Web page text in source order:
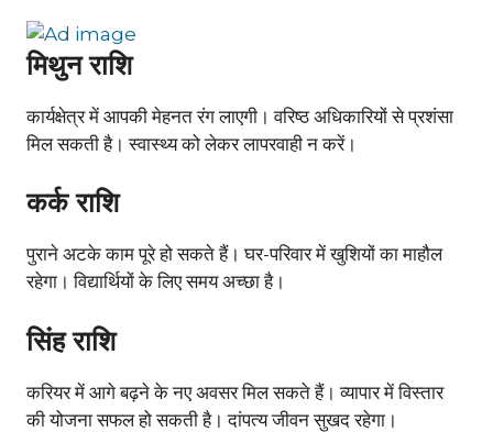
मिथुन राशि
कार्यक्षेत्र में आपकी मेहनत रंग लाएगी। वरिष्ठ अधिकारियों से प्रशंसा
मिल सकती है। स्वास्थ्य को लेकर लापरवाही न करें।
कर्क राशि
पुराने अटके काम पूरे हो सकते हैं। घर-परिवार में खुशियों का माहौल
रहेगा। विद्यार्थियों के लिए समय अच्छा है।
सिंह राशि
करियर में आगे बढ़ने के नए अवसर मिल सकते हैं। व्यापार में विस्तार
की योजना सफल हो सकती है। दांपत्य जीवन सुखद रहेगा।